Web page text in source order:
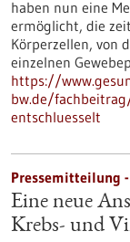
haben nun eine
ermöglicht, die
Körperzellen, von
einzelnen
https://
bw.de/
entschluesselt
Pressemitteilung
Eine neue
Krebs- und